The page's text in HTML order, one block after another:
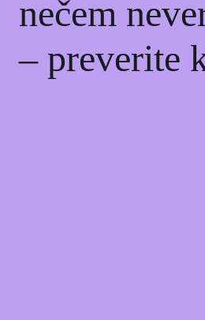
nečem
– preverite